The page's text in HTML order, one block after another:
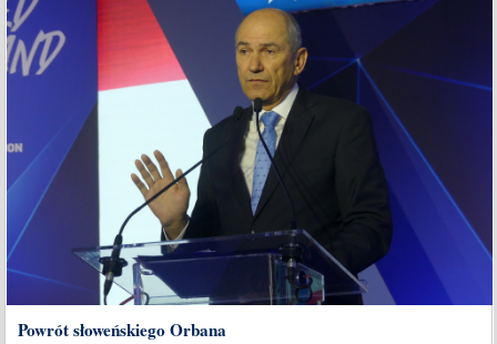
Powrót słoweńskiego Orbana